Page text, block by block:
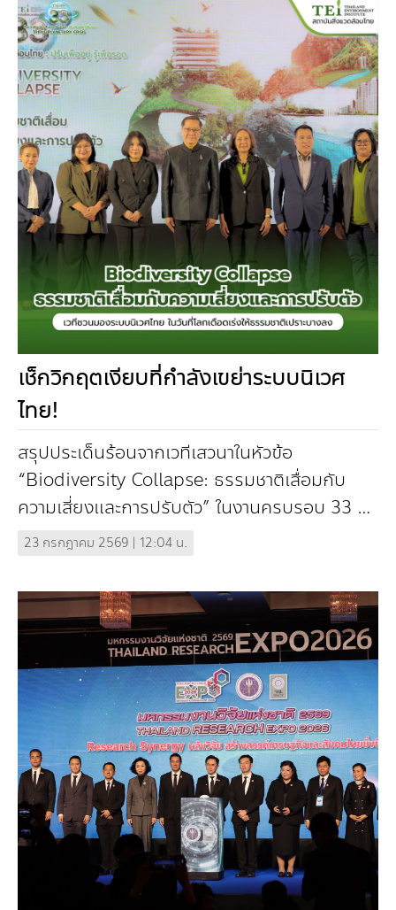
เช็กวิกฤตเงียบที่กำลังเขย่าระบบนิเวศ
ไทย!
สรุปประเด็นร้อนจากเวทีเสวนาในหัวข้อ
“Biodiversity Collapse: ธรรมชาติเสื่อมกับ
ความเสี่ยงและการปรับตัว” ในงานครบรอบ 33 ปี
TEI “สิ่งแวดล้อมโลก สิ่งแวดล้อมไ...
23 กรกฎาคม 2569 | 12:04 น.